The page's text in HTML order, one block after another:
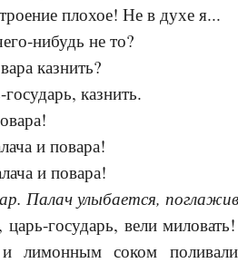
плохое! Не в духе я...
нибудь не то?
казнить?
казнить.
и повара!
и повара!
Палач улыбается,
царь-государь, вели
и лимонным соком